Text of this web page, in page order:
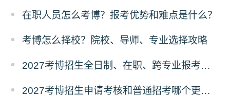
在职人员怎么考博？报考优势和难点是什么？
考博怎么择校？院校、导师、专业选择攻略
2027考博招生全日制、在职、跨专业报考要求
2027考博招生申请考核和普通招考哪个更好考？